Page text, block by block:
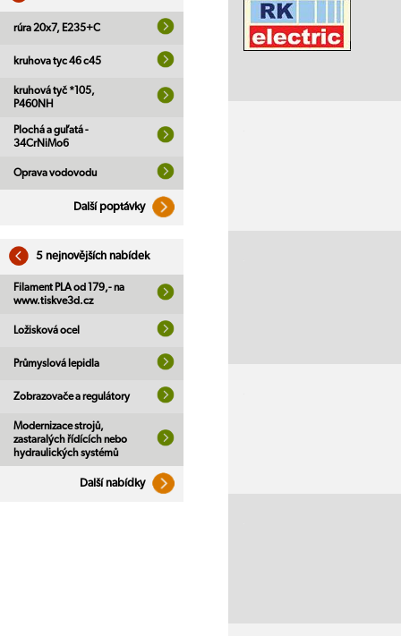
rúra 20x7, E235+C
kruhova tyc 46 c45
kruhová tyč *105,
P460NH
Plochá a guľatá -
34CrNiMo6
Oprava vodovodu
Další poptávky
5 nejnovějších nabídek
Filament PLA od 179,- na
www.tiskve3d.cz
Ložisková ocel
Průmyslová lepidla
Zobrazovače a regulátory
Modernizace strojů,
zastaralých řídících nebo
hydraulických systémů
Další nabídky